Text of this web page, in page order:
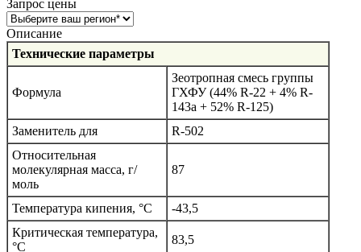
Запрос цены
Описание
Технические параметры
Формула
Зеотропная смесь группы
ГХФУ (44% R-22 + 4% R-
143a + 52% R-125)
Заменитель для
R-502
Относительная
молекулярная масса, г/
моль
87
Температура кипения, °C
-43,5
Критическая температура,
°C
83,5